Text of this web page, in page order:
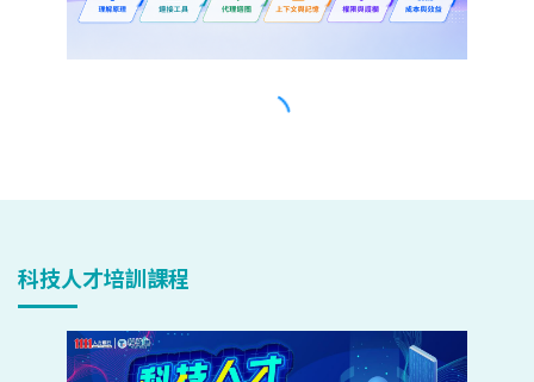
科技人才培訓課程